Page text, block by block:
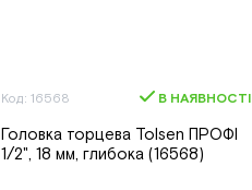
Код: 16568 В НАЯВНОСТІ
Головка торцева Tolsen ПРОФІ
1/2", 18 мм, глибока (16568)